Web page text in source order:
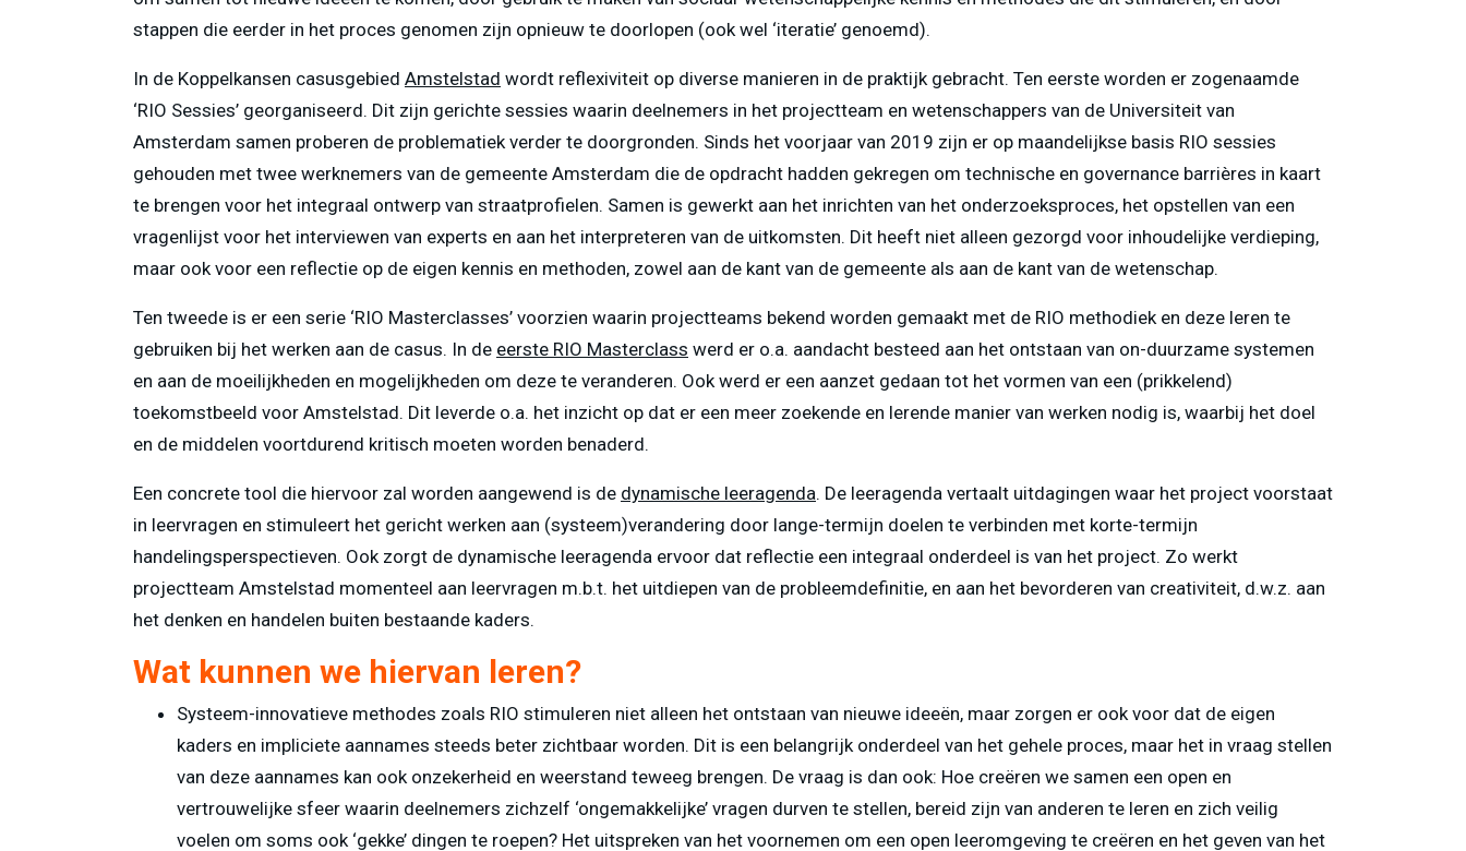
stappen die eerder in het proces genomen zijn opnieuw te doorlopen (ook wel ‘iteratie’ genoemd).
In de Koppelkansen casusgebied Amstelstad wordt reflexiviteit op diverse manieren in de praktijk gebracht. Ten eerste worden er zogenaamde
‘RIO Sessies’ georganiseerd. Dit zijn gerichte sessies waarin deelnemers in het projectteam en wetenschappers van de Universiteit van
Amsterdam samen proberen de problematiek verder te doorgronden. Sinds het voorjaar van 2019 zijn er op maandelijkse basis RIO sessies
gehouden met twee werknemers van de gemeente Amsterdam die de opdracht hadden gekregen om technische en governance barrières in kaart
te brengen voor het integraal ontwerp van straatprofielen. Samen is gewerkt aan het inrichten van het onderzoeksproces, het opstellen van een
vragenlijst voor het interviewen van experts en aan het interpreteren van de uitkomsten. Dit heeft niet alleen gezorgd voor inhoudelijke verdieping,
maar ook voor een reflectie op de eigen kennis en methoden, zowel aan de kant van de gemeente als aan de kant van de wetenschap.
Ten tweede is er een serie ‘RIO Masterclasses’ voorzien waarin projectteams bekend worden gemaakt met de RIO methodiek en deze leren te
gebruiken bij het werken aan de casus. In de eerste RIO Masterclass werd er o.a. aandacht besteed aan het ontstaan van on-duurzame systemen
en aan de moeilijkheden en mogelijkheden om deze te veranderen. Ook werd er een aanzet gedaan tot het vormen van een (prikkelend)
toekomstbeeld voor Amstelstad. Dit leverde o.a. het inzicht op dat er een meer zoekende en lerende manier van werken nodig is, waarbij het doel
en de middelen voortdurend kritisch moeten worden benaderd.
Een concrete tool die hiervoor zal worden aangewend is de dynamische leeragenda. De leeragenda vertaalt uitdagingen waar het project voorstaat
in leervragen en stimuleert het gericht werken aan (systeem)verandering door lange-termijn doelen te verbinden met korte-termijn
handelingsperspectieven. Ook zorgt de dynamische leeragenda ervoor dat reflectie een integraal onderdeel is van het project. Zo werkt
projectteam Amstelstad momenteel aan leervragen m.b.t. het uitdiepen van de probleemdefinitie, en aan het bevorderen van creativiteit, d.w.z. aan
het denken en handelen buiten bestaande kaders.
Wat kunnen we hiervan leren?
Systeem-innovatieve methodes zoals RIO stimuleren niet alleen het ontstaan van nieuwe ideeën, maar zorgen er ook voor dat de eigen
kaders en impliciete aannames steeds beter zichtbaar worden. Dit is een belangrijk onderdeel van het gehele proces, maar het in vraag stellen
van deze aannames kan ook onzekerheid en weerstand teweeg brengen. De vraag is dan ook: Hoe creëren we samen een open en
vertrouwelijke sfeer waarin deelnemers zichzelf ‘ongemakkelijke’ vragen durven te stellen, bereid zijn van anderen te leren en zich veilig
voelen om soms ook ‘gekke’ dingen te roepen? Het uitspreken van het voornemen om een open leeromgeving te creëren en het geven van het